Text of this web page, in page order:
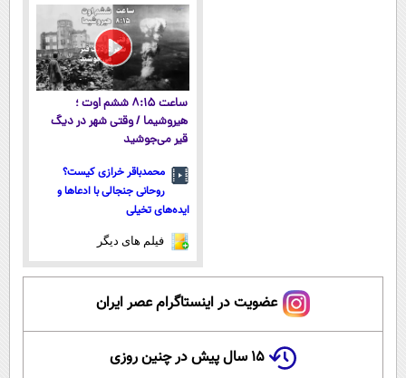
ساعت ۸:۱۵ ششم اوت ؛
هیروشیما / وقتی شهر در دیگ
قیر می‌جوشید
محمدباقر خرازی کیست؟
روحانی جنجالی با ادعاها و
ایده‌های تخیلی
فیلم های دیگر
عضویت در اینستاگرام عصر ایران
۱۵ سال پیش در چنین روزی